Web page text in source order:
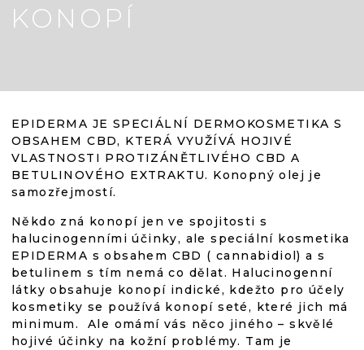
KONOPÍ
EPIDERMA JE SPECIÁLNÍ DERMOKOSMETIKA S
OBSAHEM CBD, KTERÁ VYUŽÍVÁ HOJIVÉ
VLASTNOSTI PROTIZÁNĚTLIVÉHO CBD A
BETULINOVÉHO EXTRAKTU. Konopný olej je
samozřejmostí.
Někdo zná konopí jen ve spojitosti s
halucinogenními účinky, ale speciální kosmetika
EPIDERMA s obsahem CBD ( cannabidiol) a s
betulinem s tím nemá co dělat. Halucinogenní
látky obsahuje konopí indické, kdežto pro účely
kosmetiky se používá konopí seté, které jich má
minimum. Ale omámí vás něco jiného – skvělé
hojivé účinky na kožní problémy. Tam je